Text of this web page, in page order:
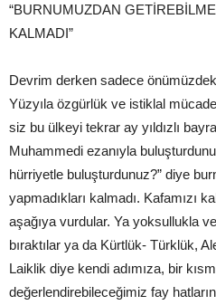
“BURNUMUZDAN
KALMADI”
Devrim derken sadece
Yüzyıla özgürlük ve istiklal
siz bu ülkeyi tekrar ay yıldızlı
Muhammedi ezanıyla
hürriyetle buluşturdunuz?” diye
yapmadıkları kalmadı. Kafamızı
aşağıya vurdular. Ya yoksullukla
bıraktılar ya da Kürtlük- Türklük,
Laiklik diye kendi adımıza, bir
değerlendirebileceğimiz fay